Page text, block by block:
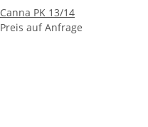
Canna PK 13/14
Preis auf Anfrage